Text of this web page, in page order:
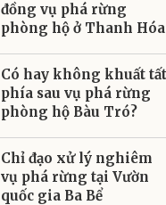
đồng vụ phá rừng
phòng hộ ở Thanh Hóa
Có hay không khuất tất
phía sau vụ phá rừng
phòng hộ Bàu Tró?
Chỉ đạo xử lý nghiêm
vụ phá rừng tại Vườn
quốc gia Ba Bể